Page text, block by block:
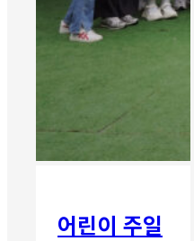
어린이 주일